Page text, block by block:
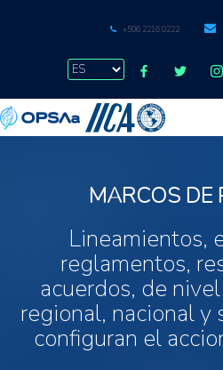
+506 2216 0222
MARCOS DE
Lineamientos,
reglamentos,
acuerdos, de
regional, nacional y
configuran el